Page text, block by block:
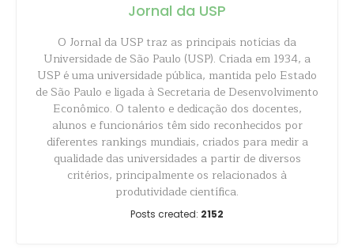
Jornal da USP
O Jornal da USP traz as principais notícias da
Universidade de São Paulo (USP). Criada em 1934, a
USP é uma universidade pública, mantida pelo Estado
de São Paulo e ligada à Secretaria de Desenvolvimento
Econômico. O talento e dedicação dos docentes,
alunos e funcionários têm sido reconhecidos por
diferentes rankings mundiais, criados para medir a
qualidade das universidades a partir de diversos
critérios, principalmente os relacionados à
produtividade científica.
Posts created: 2152